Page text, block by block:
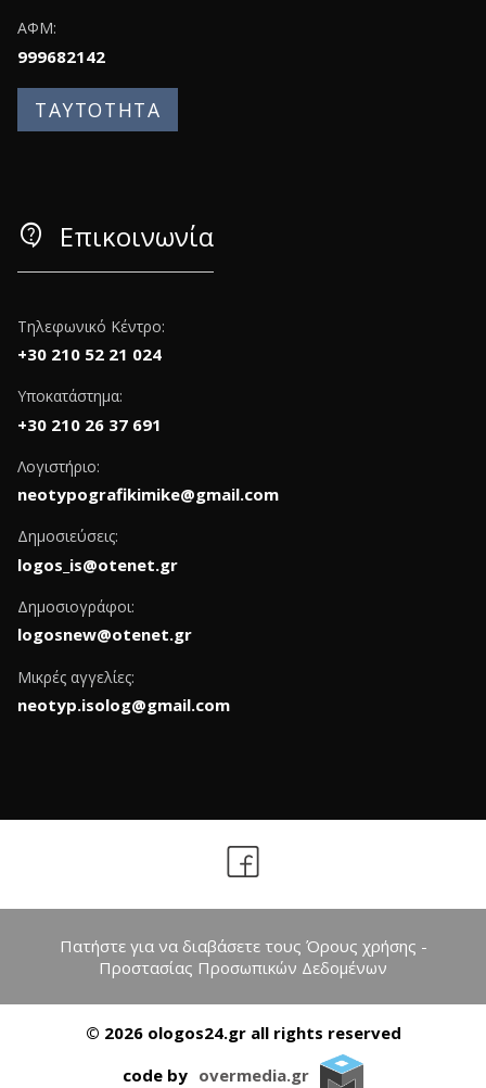
ΑΦΜ:
999682142
ΤΑΥΤΟΤΗΤΑ
contact_support Επικοινωνία
Τηλεφωνικό Κέντρο:
+30 210 52 21 024
Υποκατάστημα:
+30 210 26 37 691
Λογιστήριο:
neotypografikimike@gmail.com
Δημοσιεύσεις:
logos_is@otenet.gr
Δημοσιογράφοι:
logosnew@otenet.gr
Μικρές αγγελίες:
neotyp.isolog@gmail.com
Πατήστε για να διαβάσετε τους Όρους χρήσης -
Προστασίας Προσωπικών Δεδομένων
© 2026 ologos24.gr all rights reserved
code by overmedia.gr